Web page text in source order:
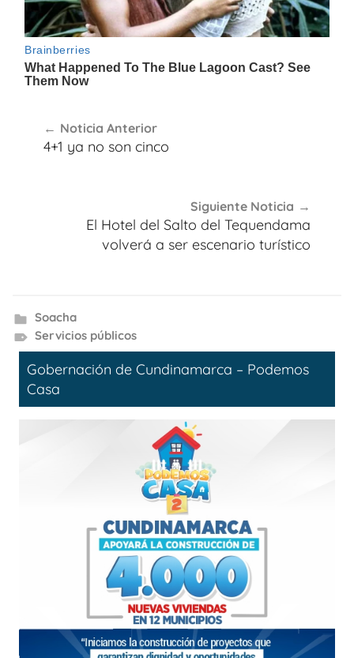
de
Noticia Anterior
4+1 ya no son cinco
Siguiente Noticia
El Hotel del Salto del Tequendama
volverá a ser escenario turístico
Soacha
Servicios públicos
Gobernación de Cundinamarca – Podemos
Casa